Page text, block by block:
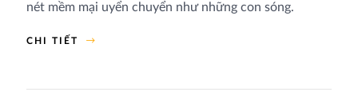
nét mềm mại uyển chuyển như những con sóng.
CHI TIẾT